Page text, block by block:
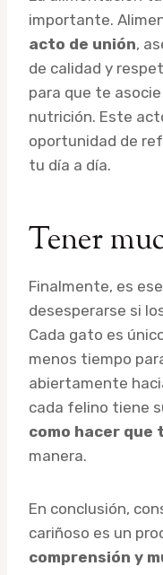
importante.
acto de unión,
de calidad y
para que te
nutrición. Este
oportunidad de
tu día a día.
Tener
Finalmente, es
desesperarse si
Cada gato es
menos tiempo
abiertamente
cada felino tiene
como hacer que
manera.
En conclusión,
cariñoso es un
comprensión y